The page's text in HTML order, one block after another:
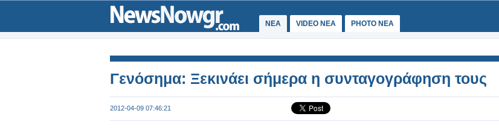
ΝΕΑ VIDEO NEA PHOTO NEA
Γενόσημα: Ξεκινάει σήμερα η συνταγογράφηση τους
2012-04-09 07:46:21